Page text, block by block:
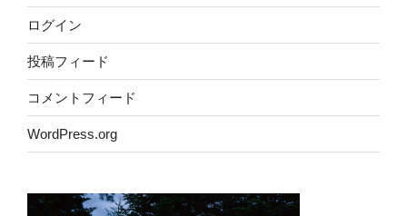
ログイン
投稿フィード
コメントフィード
WordPress.org